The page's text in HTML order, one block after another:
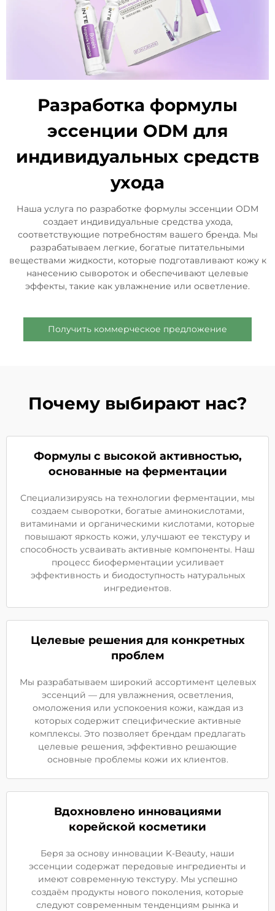
Разработка формулы
эссенции ODM для
индивидуальных средств
ухода
Наша услуга по разработке формулы эссенции ODM
создает индивидуальные средства ухода,
соответствующие потребностям вашего бренда. Мы
разрабатываем легкие, богатые питательными
веществами жидкости, которые подготавливают кожу к
нанесению сывороток и обеспечивают целевые
эффекты, такие как увлажнение или осветление.
Получить коммерческое предложение
Почему выбирают нас?
Формулы с высокой активностью,
основанные на ферментации
Специализируясь на технологии ферментации, мы
создаем сыворотки, богатые аминокислотами,
витаминами и органическими кислотами, которые
повышают яркость кожи, улучшают ее текстуру и
способность усваивать активные компоненты. Наш
процесс биоферментации усиливает
эффективность и биодоступность натуральных
ингредиентов.
Целевые решения для конкретных
проблем
Мы разрабатываем широкий ассортимент целевых
эссенций — для увлажнения, осветления,
омоложения или успокоения кожи, каждая из
которых содержит специфические активные
комплексы. Это позволяет брендам предлагать
целевые решения, эффективно решающие
основные проблемы кожи их клиентов.
Вдохновлено инновациями
корейской косметики
Беря за основу инновации K-Beauty, наши
эссенции содержат передовые ингредиенты и
имеют современную текстуру. Мы успешно
создаём продукты нового поколения, которые
следуют современным тенденциям рынка и